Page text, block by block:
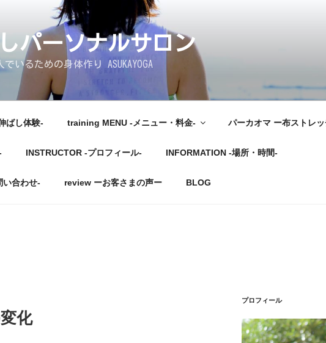
パーソナルサロン
いるための身体作り ASUKAYOGA
ばし体験- training MENU -メニュー・料金- パーカオマ ー布ストレ
INSTRUCTOR -プロフィール- INFORMATION -場所・時間-
い合わせ- review ーお客さまの声ー BLOG
化
プロフィール